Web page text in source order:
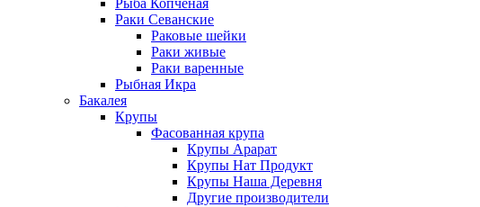
Рыба Копченая
Раки Севанские
Раковые шейки
Раки живые
Раки варенные
Рыбная Икра
Бакалея
Крупы
Фасованная крупа
Крупы Арарат
Крупы Нат Продукт
Крупы Наша Деревня
Другие производители